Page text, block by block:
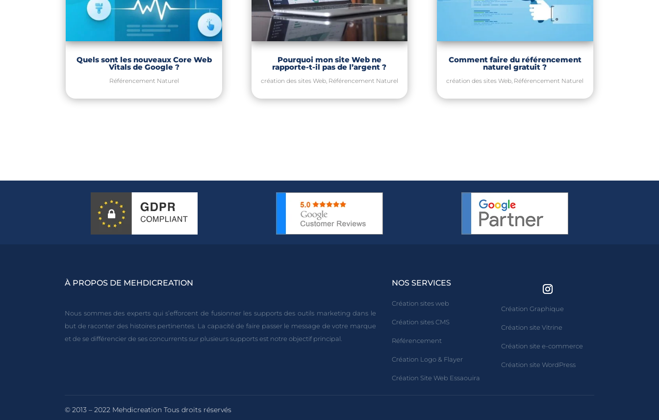
Quels sont les nouveaux Core Web
Vitals de Google ?
Référencement Naturel
Pourquoi mon site Web ne
rapporte-t-il pas de l’argent ?
création des sites Web, Référencement Naturel
Comment faire du référencement
naturel gratuit ?
création des sites Web, Référencement Naturel
À PROPOS DE MEHDICREATION
Nous sommes des experts qui s’efforcent de fusionner les supports des outils marketing dans le
but de raconter des histoires pertinentes. La capacité de faire passer le message de votre marque
et de se différencier de ses concurrents sur plusieurs supports est notre objectif principal.
NOS SERVICES
Création sites web
Création sites CMS
Référencement
Création Logo & Flayer
Création Site Web Essaouira
Création Graphique
Création site Vitrine
Création site e-commerce
Création site WordPress
© 2013 – 2022 Mehdicreation Tous droits réservés